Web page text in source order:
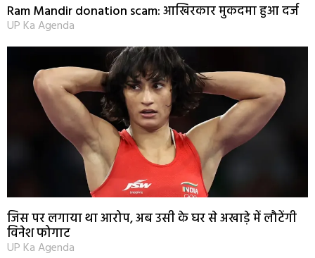
Ram Mandir donation scam: आखिरकार मुकदमा हुआ दर्ज
UP Ka Agenda
जिस पर लगाया था आरोप, अब उसी के घर से अखाड़े में लौटेंगी
विनेश फोगाट
UP Ka Agenda